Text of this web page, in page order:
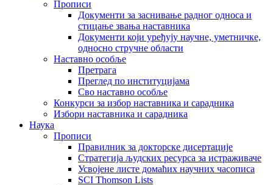
Прописи
Документи за заснивање радног односа и
стицање звања наставника
Документи који уређују научне, уметничке,
односно стручне области
Наставно особље
Претрага
Преглед по институцијама
Сво наставно особље
Конкурси за избор наставника и сарадника
Избори наставника и сарадника
Наука
Прописи
Правилник за докторске дисертације
Стратегија људских ресурса за истраживаче
Усвојене листе домаћих научних часописа
SCI Thomson Lists